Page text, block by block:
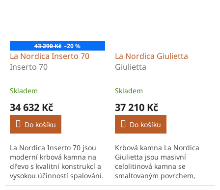
43 290 Kč –20 %
La Nordica Inserto 70
Inserto 70
Skladem
34 632 Kč
Do košíku
La Nordica Inserto 70 jsou
moderní krbová kamna na
dřevo s kvalitní konstrukcí a
vysokou účinností spalování.
Nabízejí spolehlivé vytápění
La Nordica Giulietta
Giulietta
Skladem
37 210 Kč
Do košíku
Krbová kamna La Nordica
Giulietta jsou masivní
celolitinová kamna se
smaltovaným povrchem,
dvojím spalováním a